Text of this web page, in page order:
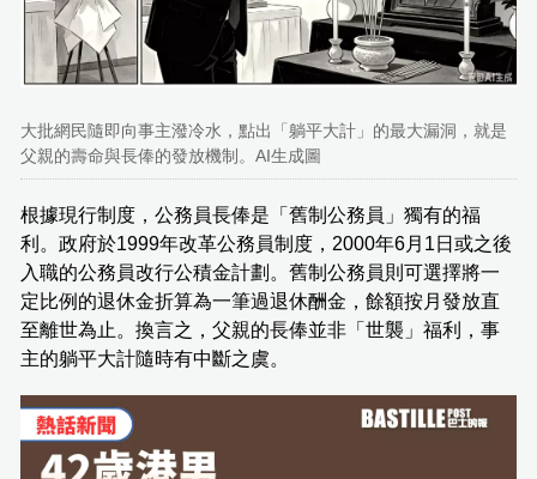
大批網民隨即向事主潑冷水，點出「躺平大計」的最大漏洞，就是
父親的壽命與長俸的發放機制。AI生成圖
根據現行制度，公務員長俸是「舊制公務員」獨有的福
利。政府於1999年改革公務員制度，2000年6月1日或之後
入職的公務員改行公積金計劃。舊制公務員則可選擇將一
定比例的退休金折算為一筆過退休酬金，餘額按月發放直
至離世為止。換言之，父親的長俸並非「世襲」福利，事
主的躺平大計隨時有中斷之虞。